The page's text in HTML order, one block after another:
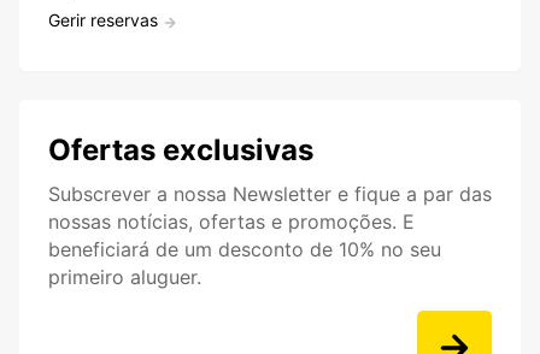
Gerir reservas
Ofertas exclusivas
Subscrever a nossa Newsletter e fique a par das
nossas notícias, ofertas e promoções. E
beneficiará de um desconto de 10% no seu
primeiro aluguer.